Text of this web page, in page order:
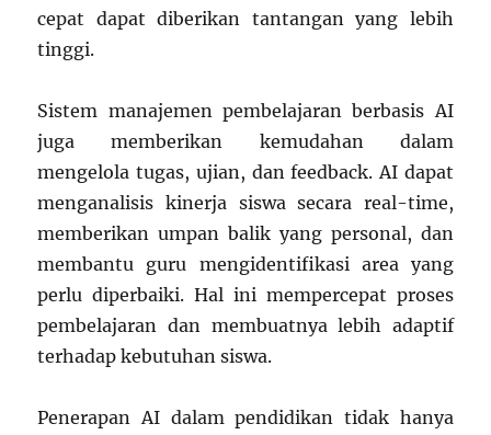
cepat dapat diberikan tantangan yang lebih
tinggi.
Sistem manajemen pembelajaran berbasis AI
juga memberikan kemudahan dalam
mengelola tugas, ujian, dan feedback. AI dapat
menganalisis kinerja siswa secara real-time,
memberikan umpan balik yang personal, dan
membantu guru mengidentifikasi area yang
perlu diperbaiki. Hal ini mempercepat proses
pembelajaran dan membuatnya lebih adaptif
terhadap kebutuhan siswa.
Penerapan AI dalam pendidikan tidak hanya